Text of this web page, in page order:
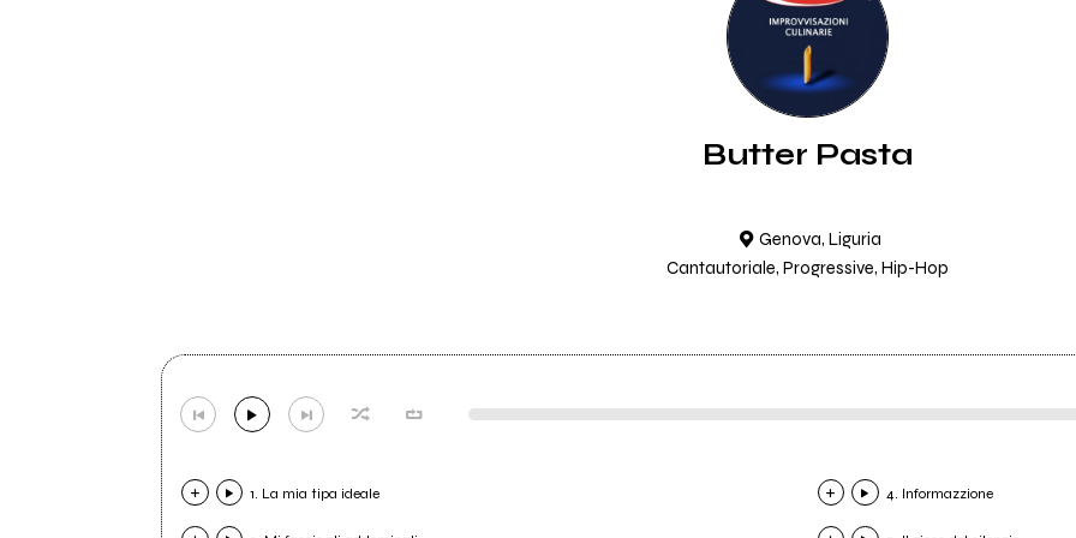
Butter Pasta
Genova, Liguria
Cantautoriale, Progressive, Hip-Hop
1. La mia tipa ideale 4. Informazzione